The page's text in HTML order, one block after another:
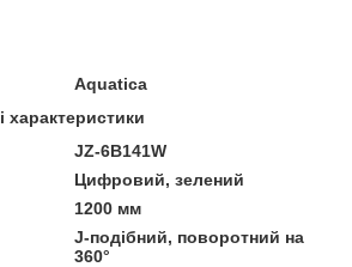
Aquatica
характеристики
JZ-6B141W
Цифровий, зелений
1200 мм
J-подібний, поворотний на
360°